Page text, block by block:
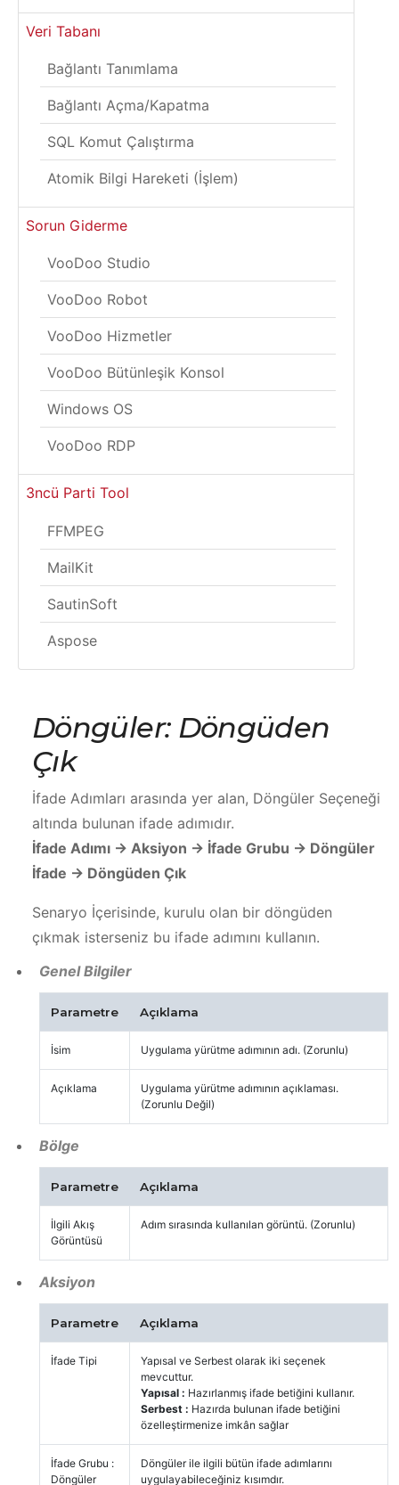
Veri Tabanı
Bağlantı Tanımlama
Bağlantı Açma/Kapatma
SQL Komut Çalıştırma
Atomik Bilgi Hareketi (İşlem)
Sorun Giderme
VooDoo Studio
VooDoo Robot
VooDoo Hizmetler
VooDoo Bütünleşik Konsol
Windows OS
VooDoo RDP
3ncü Parti Tool
FFMPEG
MailKit
SautinSoft
Aspose
Döngüler: Döngüden
Çık
İfade Adımları arasında yer alan, Döngüler Seçeneği
altında bulunan ifade adımıdır.
İfade Adımı -> Aksiyon -> İfade Grubu -> Döngüler
İfade -> Döngüden Çık
Senaryo İçerisinde, kurulu olan bir döngüden
çıkmak isterseniz bu ifade adımını kullanın.
Genel Bilgiler
Parametre Açıklama
İsim Uygulama yürütme adımının adı. (Zorunlu)
Açıklama
Uygulama yürütme adımının açıklaması.
(Zorunlu Değil)
Bölge
Parametre Açıklama
İlgili Akış
Görüntüsü
Adım sırasında kullanılan görüntü. (Zorunlu)
Aksiyon
Parametre Açıklama
İfade Tipi
Yapısal ve Serbest olarak iki seçenek
mevcuttur.
Yapısal : Hazırlanmış ifade betiğini kullanır.
Serbest : Hazırda bulunan ifade betiğini
özelleştirmenize imkân sağlar
İfade Grubu :
Döngüler
Döngüler ile ilgili bütün ifade adımlarını
uygulayabileceğiniz kısımdır.